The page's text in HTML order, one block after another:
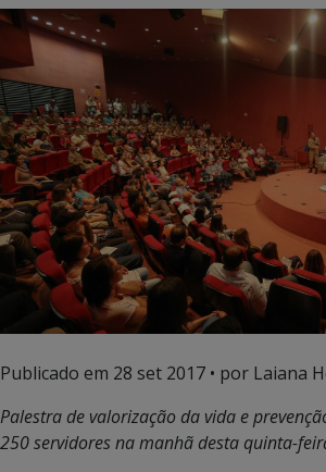
Publicado em 28 set 2017 • por Laiana
Palestra de valorização da vida e
250 servidores na manhã desta quinta-